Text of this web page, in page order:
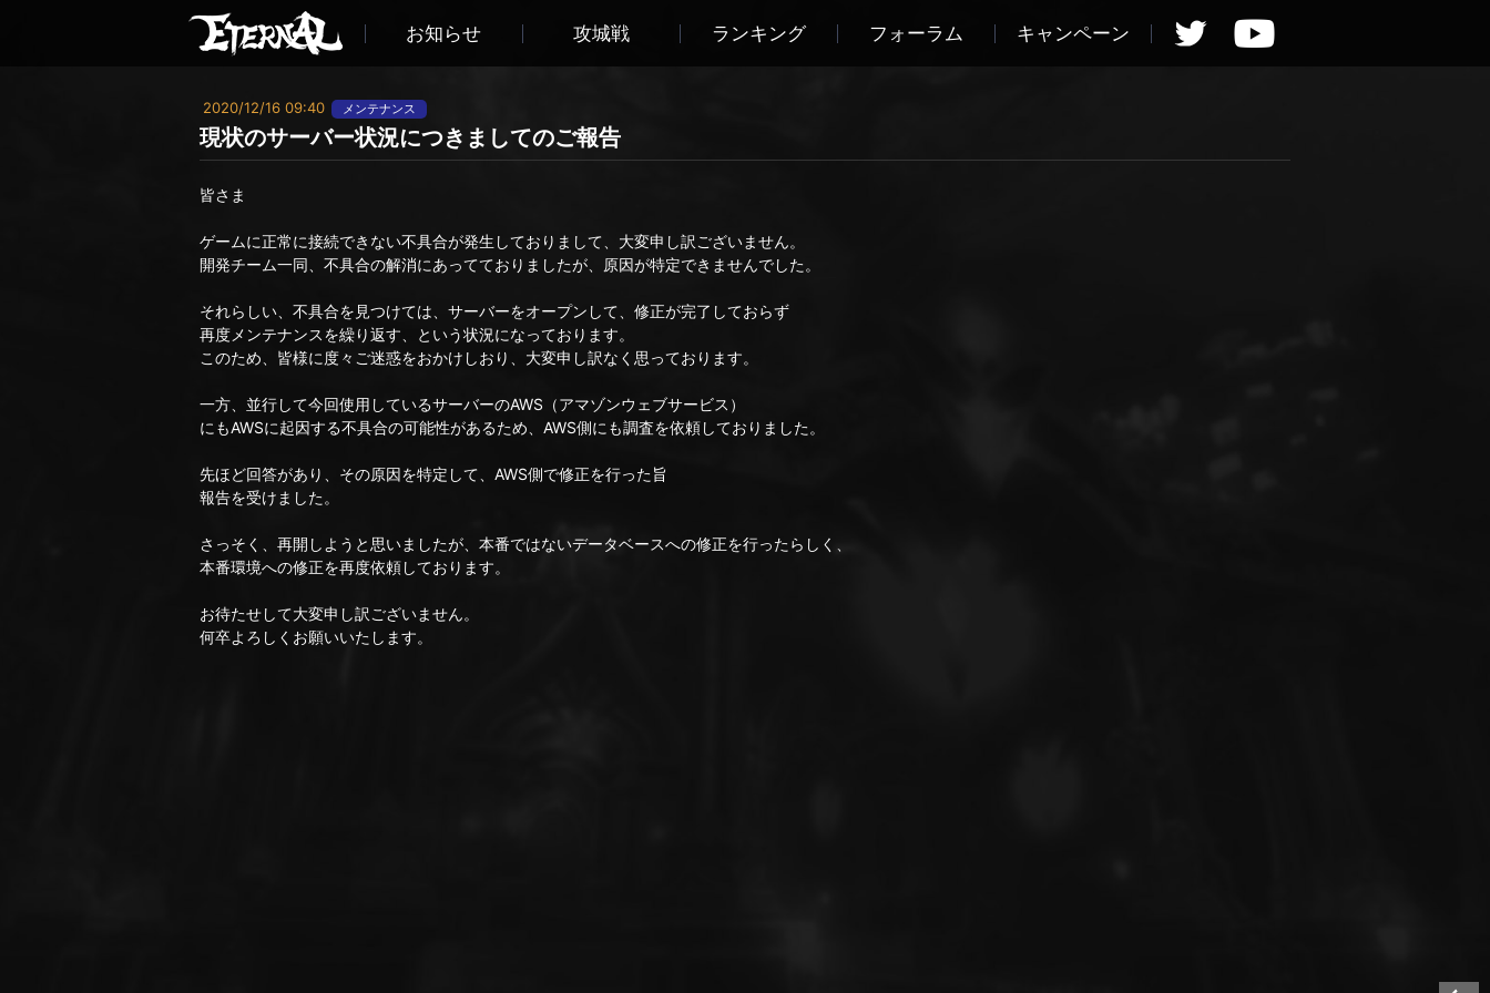
お知らせ 攻城戦 ランキング フォーラム キャンペーン
2020/12/16 09:40 メンテナンス
現状のサーバー状況につきましてのご報告
皆さま
ゲームに正常に接続できない不具合が発生しておりまして、大変申し訳ございません。
開発チーム一同、不具合の解消にあってておりましたが、原因が特定できませんでした。
それらしい、不具合を見つけては、サーバーをオープンして、修正が完了しておらず
再度メンテナンスを繰り返す、という状況になっております。
このため、皆様に度々ご迷惑をおかけしおり、大変申し訳なく思っております。
一方、並行して今回使用しているサーバーのAWS（アマゾンウェブサービス）
にもAWSに起因する不具合の可能性があるため、AWS側にも調査を依頼しておりました。
先ほど回答があり、その原因を特定して、AWS側で修正を行った旨
報告を受けました。
さっそく、再開しようと思いましたが、本番ではないデータベースへの修正を行ったらしく、
本番環境への修正を再度依頼しております。
お待たせして大変申し訳ございません。
何卒よろしくお願いいたします。